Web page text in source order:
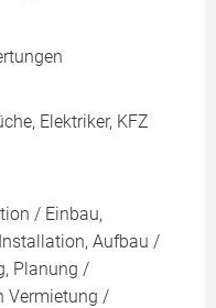
Elektriker, KFZ
/ Einbau,
Aufbau /
Planung /
Vermietung /